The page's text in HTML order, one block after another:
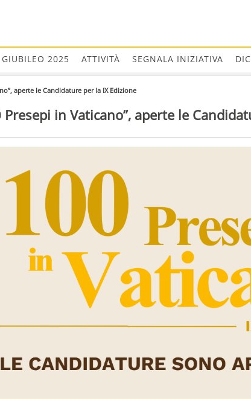
GIUBILEO 2025 ATTIVITÀ SEGNALA INIZIATIVA
aperte le Candidature per la IX Edizione
Presepi in Vaticano”, aperte le